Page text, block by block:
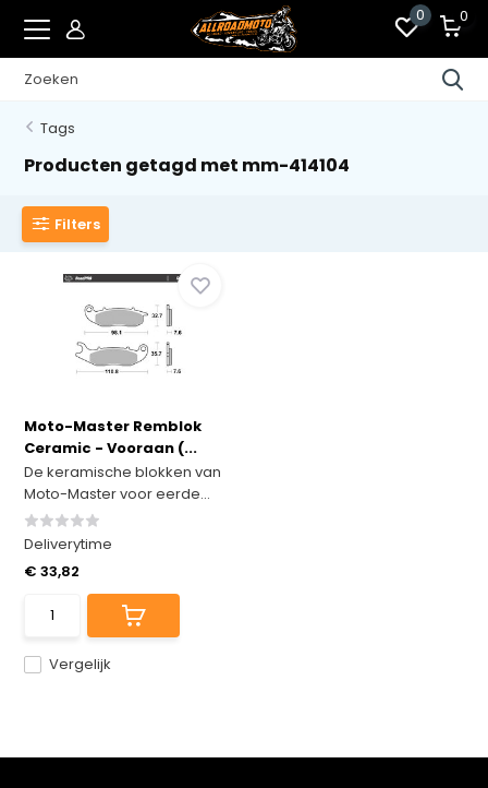
0 0
Tags
Producten getagd met mm-414104
Filters
Moto-Master Remblok
Ceramic - Vooraan (...
De keramische blokken van
Moto-Master voor eerde...
Deliverytime
Vergelijk
€ 33,82